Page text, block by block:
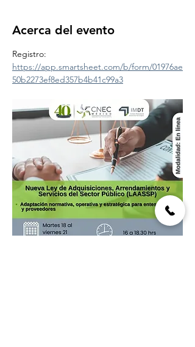
Acerca del evento
Registro:
https://app.smartsheet.com/b/form/01976ae
50b2273ef8ed357b4b41c99a3